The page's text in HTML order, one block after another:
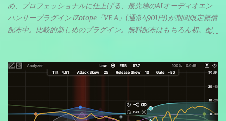
め、プロフェッショナルに仕上げる、最先端のAIオーディオエン
ハンサープラグイン iZotope「VEA」(通常4,901円)が期間限定無償
配布中。比較的新しめのプラグイン。無料配布はもちろん初。配